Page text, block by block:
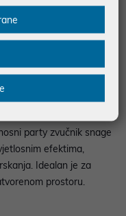
i cijene. Slike artikala su
artiklima. Za sve
party zvučnik snage
efektima,
Idealan je za
prostoru.